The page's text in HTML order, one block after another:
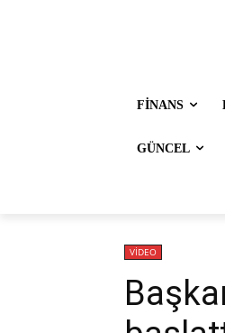
FİNANS
GÜNCEL
VİDEO